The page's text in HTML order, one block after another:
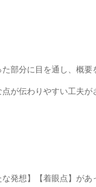
部分に目を通し、概要
が伝わりやすい工夫が
発想】【着眼点】があ